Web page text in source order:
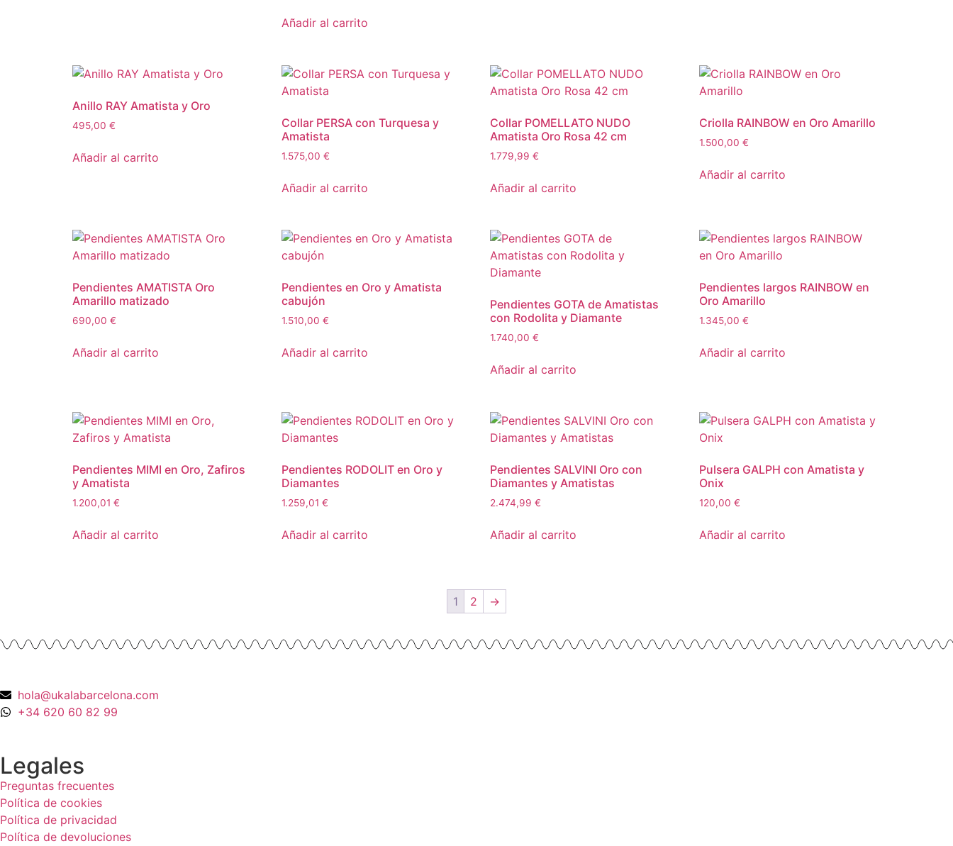
Añadir al carrito
Anillo RAY Amatista y Oro
495,00 €
Añadir al carrito
Collar PERSA con Turquesa y
Amatista
1.575,00 €
Añadir al carrito
Collar POMELLATO NUDO
Amatista Oro Rosa 42 cm
1.779,99€
Añadir al carrito
Criolla RAINBOW en Oro Amarillo
1.500,00€
Añadir al carrito
Pendientes AMATISTA Oro
Amarillo matizado
690,00 €
Añadir al carrito
Pendientes en Oro y Amatista
cabujón
1.510,00 €
Añadir al carrito
Pendientes GOTA de Amatistas
con Rodolita y Diamante
1.740,00€
Añadir al carrito
Pendientes largos RAINBOW en
Oro Amarillo
1.345,00€
Añadir al carrito
Pendientes MIMI en Oro, Zafiros
y Amatista
1.200,01 €
Añadir al carrito
Pendientes RODOLIT en Oro y
Diamantes
1.259,01 €
Añadir al carrito
Pendientes SALVINI Oro con
Diamantes y Amatistas
2.474,99€
Añadir al carrito
Pulsera GALPH con Amatista y
Onix
120,00€
Añadir al carrito
1 2 →
hola@ukalabarcelona.com
+34 620 60 82 99
Legales
Preguntas frecuentes
Política de cookies
Política de privacidad
Política de devoluciones